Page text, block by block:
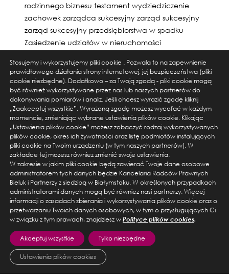
rodzinnego biznesu testament wydziedziczenie
zachowek zarządca sukcesyjny zarząd sukcesyjny
zarząd sukcesyjny przedsiębiorstwa w spadku
Zasiedzenie udziałów w nieruchomości
ul. Warszawska 14 lok. 3, 15-063 Białystok
tel. +48 856674550, email: kancelaria@bieluk.pl
ul. Karolkowa 28/114, 01-207 Warszawa
tel. +48 666555454, email: kancelaria@bieluk.pl
© 2026 Prawo do spadku. Wszelkie prawa zastrzeżone.
Stosujemy i wykorzystujemy pliki cookie . Pozwala to na zapewnienie
prawidłowego działania strony internetowej, jej bezpieczeństwa (pliki
cookie niezbędne). Dodatkowo – za Twoją zgodą - pliki cookie mogą
być również wykorzystywane przez nas lub naszych partnerów do
dokonywania pomiarów i analiz. Jeśli chcesz wyrazić zgodę kliknij
„Zaakceptuj wszystkie”. Wyrażoną zgodę możesz wycofać w każdym
momencie, zmieniając wybrane ustawienia plików cookie. Klikając
„Ustawienia plików cookie” możesz zobaczyć rodzaj wykorzystywanych
plików cookie, okres ich żywotności oraz listę podmiotów instalujących
pliki cookie na Twoim urządzeniu (w tym naszych partnerów). W
zakładce tej możesz również zmienić swoje ustawienia.
W zakresie w jakim pliki cookie będą zawierać Twoje dane osobowe
administratorem tych danych będzie Kancelaria Radców Prawnych
Bieluk i Partnerzy z siedzibą w Białymstoku. W określonych przypadkach
administratorami danych mogą być również nasi partnerzy. Więcej
informacji o zasadach zbierania i wykorzystywania plików cookie oraz o
przetwarzaniu Twoich danych osobowych, w tym o przysługujących Ci
w związku z tym prawach, znajdziesz w Polityce plików cookies.
Akceptuj wszystkie Tylko niezbędne
Ustawienia plików cookies